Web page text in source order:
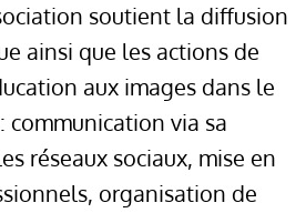
soutient la diffusion
ainsi que les actions de
aux images dans le
communication via sa
réseaux sociaux, mise en
organisation de